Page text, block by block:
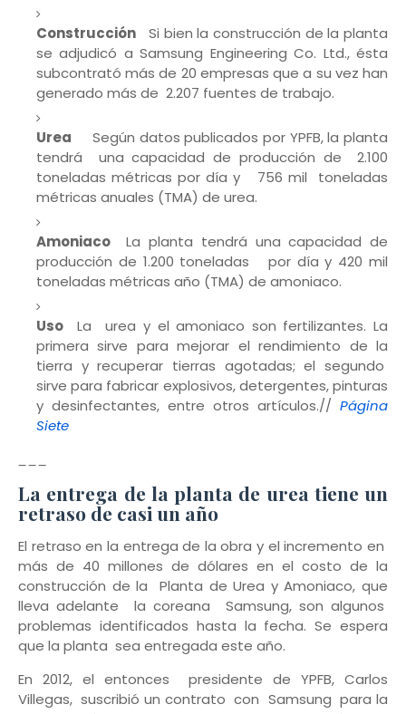
Construcción Si bien la construcción de la planta
se adjudicó a Samsung Engineering Co. Ltd., ésta
subcontrató más de 20 empresas que a su vez han
generado más de 2.207 fuentes de trabajo.
Urea Según datos publicados por YPFB, la planta
tendrá una capacidad de producción de 2.100
toneladas métricas por día y 756 mil toneladas
métricas anuales (TMA) de urea.
Amoniaco La planta tendrá una capacidad de
producción de 1.200 toneladas por día y 420 mil
toneladas métricas año (TMA) de amoniaco.
Uso La urea y el amoniaco son fertilizantes. La
primera sirve para mejorar el rendimiento de la
tierra y recuperar tierras agotadas; el segundo
sirve para fabricar explosivos, detergentes, pinturas
y desinfectantes, entre otros artículos.// Página
Siete
La entrega de la planta de urea tiene un
retraso de casi un año
El retraso en la entrega de la obra y el incremento en
más de 40 millones de dólares en el costo de la
construcción de la Planta de Urea y Amoniaco, que
lleva adelante la coreana Samsung, son algunos
problemas identificados hasta la fecha. Se espera
que la planta sea entregada este año.
En 2012, el entonces presidente de YPFB, Carlos
Villegas, suscribió un contrato con Samsung para la